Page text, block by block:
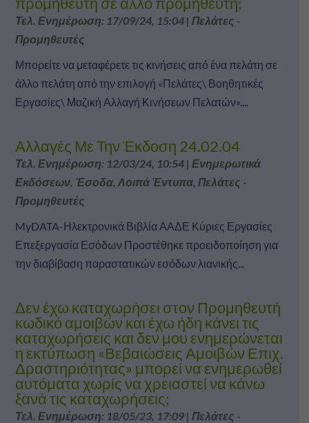
Τελ. Ενημέρωση: 17/09/24, 15:04| Πελάτες -
Προμηθευτές
Μπορείτε να μεταφέρετε τις κινήσεις από ένα πελάτη σε
άλλο πελάτη από την επιλογή «Πελάτες\ Βοηθητικές
Εργασίες\ Μαζική Αλλαγή Κινήσεων Πελατών»....
Αλλαγές Με Την Έκδοση 24.02.04
Τελ. Ενημέρωση: 12/03/24, 10:54| Ενημερωτικά
Εκδόσεων, Έσοδα, Λοιπά Έντυπα, Πελάτες -
Προμηθευτές
MyDATA-Ηλεκτρονικά Βιβλία ΑΑΔΕ Κύριες Εργασίες
Επεξεργασία Εσόδων Προστέθηκε προειδοποίηση για
την διαβίβαση παραστατικών εσόδων λιανικής...
Δεν έχω καταχωρήσει στον Προμηθευτή
κωδικό αμοιβών και έχω ήδη κάνει τις
καταχωρήσεις και δεν μου ενημερώνεται
η εκτύπωση «Βεβαιώσεις Αμοιβών Επιχ.
Δραστηριότητας» μπορεί να ενημερωθεί
αυτόματα χωρίς να χρειαστεί να κάνω
ξανά τις καταχωρήσεις;
Τελ. Ενημέρωση: 18/05/23, 17:09| Πελάτες -